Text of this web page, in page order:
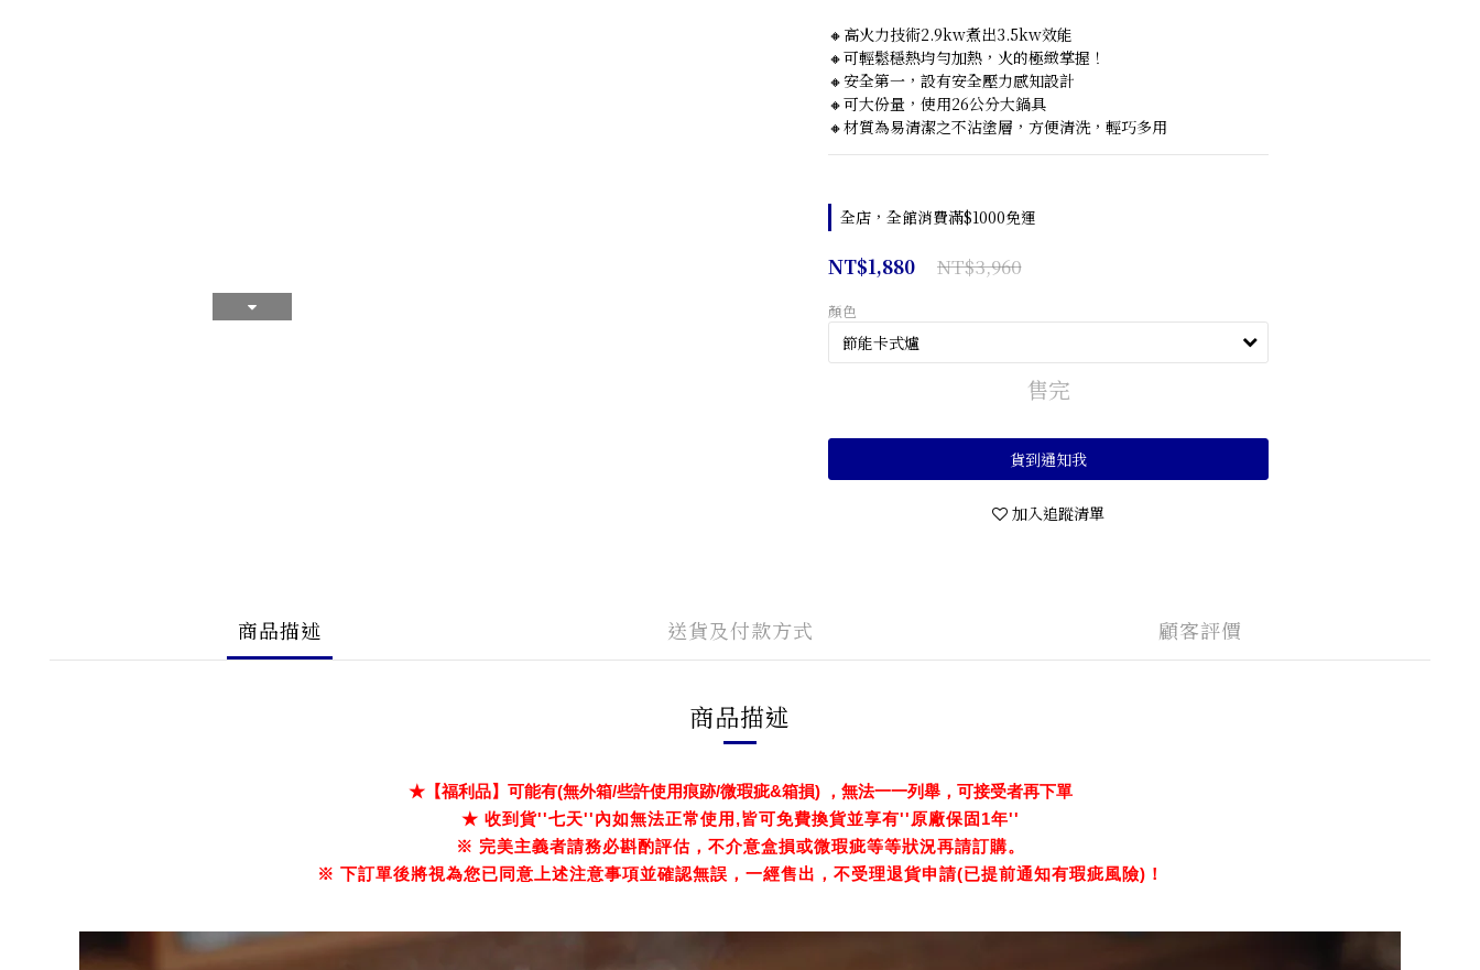
🔸高火力技術2.9kw煮出3.5kw效能
🔸可輕鬆穩熱均勻加熱，火的極緻掌握！
🔸安全第一，設有安全壓力感知設計
🔸可大份量，使用26公分大鍋具
🔸材質為易清潔之不沾塗層，方便清洗，輕巧多用
全店，全館消費滿$1000免運
NT$3,960
NT$1,880
顏色
售完
貨到通知我
加入追蹤清單
商品描述 送貨及付款方式 顧客評價
商品描述
★【福利品】可能有(無外箱/些許使用痕跡/微瑕疵&箱損) ，無法一一列舉，可接受者再下單
★ 收到貨''七天''內如無法正常使用,皆可免費換貨並享有''原廠保固1年''
※ 完美主義者請務必斟酌評估，不介意盒損或微瑕疵等等狀況再請訂購。
※ 下訂單後將視為您已同意上述注意事項並確認無誤，一經售出，不受理退貨申請(已提前通知有瑕疵風險)！